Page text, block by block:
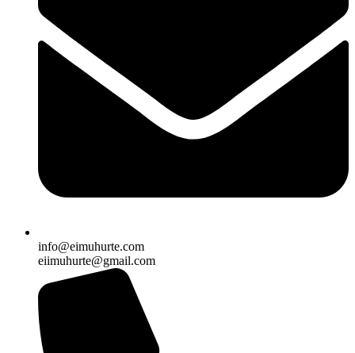
info@eimuhurte.com
eiimuhurte@gmail.com